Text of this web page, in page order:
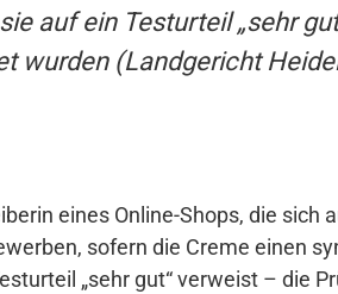
auf ein Testurteil „sehr
wurden (Landgericht
eines Online-Shops, die
sofern die Creme einen
„sehr gut“ verweist – die